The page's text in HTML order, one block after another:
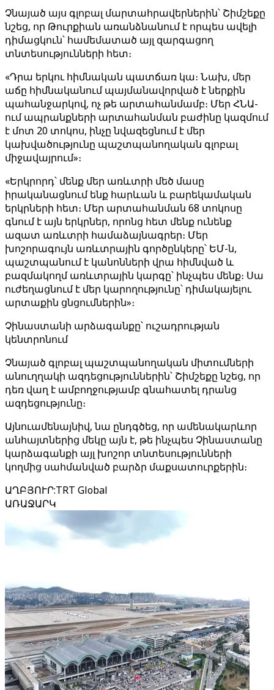
Չնայած այս գլոբալ մարտահրավերներին՝ Շիմշեքը
նշեց, որ Թուրքիան առանձնանում է որպես ավելի
դիմացկուն՝ համեմատած այլ զարգացող
տնտեսությունների հետ։
«Դրա երկու հիմնական պատճառ կա։ Նախ, մեր
աճը հիմնականում պայմանավորված է ներքին
պահանջարկով, ոչ թե արտահանմամբ։ Մեր ՀՆԱ-
ում ապրանքների արտահանման բաժինը կազմում
է մոտ 20 տոկոս, ինչը նվազեցնում է մեր
կախվածությունը պաշտպանողական գլոբալ
միջավայրում»։
«Երկրորդ՝ մենք մեր առևտրի մեծ մասը
իրականացնում ենք հարևան և բարեկամական
երկրների հետ։ Մեր արտահանման 68 տոկոսը
գնում է այն երկրներ, որոնց հետ մենք ունենք
ազատ առևտրի համաձայնագրեր։ Մեր
խոշորագույն առևտրային գործընկերը՝ ԵՄ-ն,
պաշտպանում է կանոնների վրա հիմնված և
բազմակողմ առևտրային կարգը՝ ինչպես մենք։ Սա
ուժեղացնում է մեր կարողությունը՝ դիմակայելու
արտաքին ցնցումներին»։
Չինաստանի արձագանքը՝ ուշադրության
կենտրոնում
Չնայած գլոբալ պաշտպանողական միտումների
անուղղակի ազդեցություններին՝ Շիմշեքը նշեց, որ
դեռ վաղ է ամբողջությամբ գնահատել դրանց
ազդեցությունը։
Այնուամենայնիվ, նա ընդգծեց, որ ամենակարևոր
անհայտներից մեկը այն է, թե ինչպես Չինաստանը
կարձագանքի այլ խոշոր տնտեսությունների
կողմից սահմանված բարձր մաքսատուրքերին։
ԱՂԲՅՈՒՐ:TRT Global
ԱՌԱՋԱՐԿ